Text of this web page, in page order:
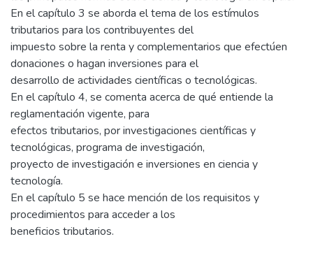
En el capítulo 3 se aborda el tema de los estímulos
tributarios para los contribuyentes del
impuesto sobre la renta y complementarios que efectúen
donaciones o hagan inversiones para el
desarrollo de actividades científicas o tecnológicas.
En el capítulo 4, se comenta acerca de qué entiende la
reglamentación vigente, para
efectos tributarios, por investigaciones científicas y
tecnológicas, programa de investigación,
proyecto de investigación e inversiones en ciencia y
tecnología.
En el capítulo 5 se hace mención de los requisitos y
procedimientos para acceder a los
beneficios tributarios.